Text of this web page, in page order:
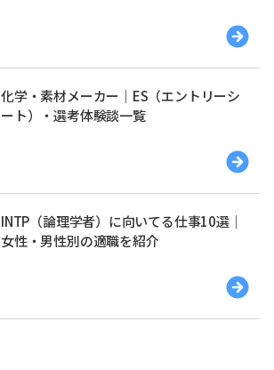
化学・素材メーカー｜ES（エントリーシ
ート）・選考体験談一覧
INTP（論理学者）に向いてる仕事10選｜
女性・男性別の適職を紹介